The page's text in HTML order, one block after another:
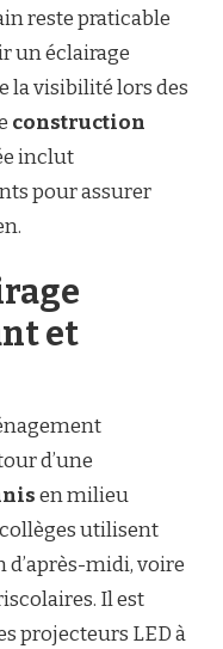
reste praticable
un éclairage
la visibilité lors des
construction
inclut
pour assurer
et
d’une
en milieu
collèges utilisent
midi, voire
Il est
projecteurs LED à